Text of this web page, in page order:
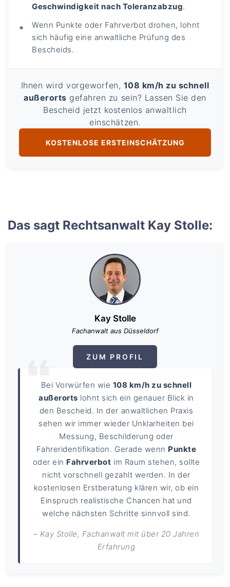
Geschwindigkeit nach Toleranzabzug.
Wenn Punkte oder Fahrverbot drohen, lohnt
sich häufig eine anwaltliche Prüfung des
Bescheids.
Ihnen wird vorgeworfen, 108 km/h zu schnell
außerorts gefahren zu sein? Lassen Sie den
Bescheid jetzt kostenlos anwaltlich
einschätzen.
KOSTENLOSE ERSTEINSCHÄTZUNG
Das sagt Rechtsanwalt Kay Stolle:
Kay Stolle
Fachanwalt aus Düsseldorf
ZUM PROFIL
Bei Vorwürfen wie 108 km/h zu schnell
außerorts lohnt sich ein genauer Blick in
den Bescheid. In der anwaltlichen Praxis
sehen wir immer wieder Unklarheiten bei
Messung, Beschilderung oder
Fahreridentifikation. Gerade wenn Punkte
oder ein Fahrverbot im Raum stehen, sollte
nicht vorschnell gezahlt werden. In der
kostenlosen Erstberatung klären wir, ob ein
Einspruch realistische Chancen hat und
welche nächsten Schritte sinnvoll sind.
– Kay Stolle, Fachanwalt mit über 20 Jahren
Erfahrung